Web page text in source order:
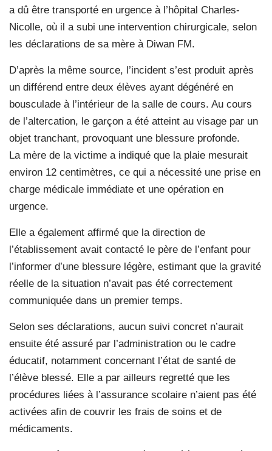
a dû être transporté en urgence à l’hôpital Charles-
Nicolle, où il a subi une intervention chirurgicale, selon
les déclarations de sa mère à Diwan FM.
D’après la même source, l’incident s’est produit après
un différend entre deux élèves ayant dégénéré en
bousculade à l’intérieur de la salle de cours. Au cours
de l’altercation, le garçon a été atteint au visage par un
objet tranchant, provoquant une blessure profonde.
La mère de la victime a indiqué que la plaie mesurait
environ 12 centimètres, ce qui a nécessité une prise en
charge médicale immédiate et une opération en
urgence.
Elle a également affirmé que la direction de
l’établissement avait contacté le père de l’enfant pour
l’informer d’une blessure légère, estimant que la gravité
réelle de la situation n’avait pas été correctement
communiquée dans un premier temps.
Selon ses déclarations, aucun suivi concret n’aurait
ensuite été assuré par l’administration ou le cadre
éducatif, notamment concernant l’état de santé de
l’élève blessé. Elle a par ailleurs regretté que les
procédures liées à l’assurance scolaire n’aient pas été
activées afin de couvrir les frais de soins et de
médicaments.